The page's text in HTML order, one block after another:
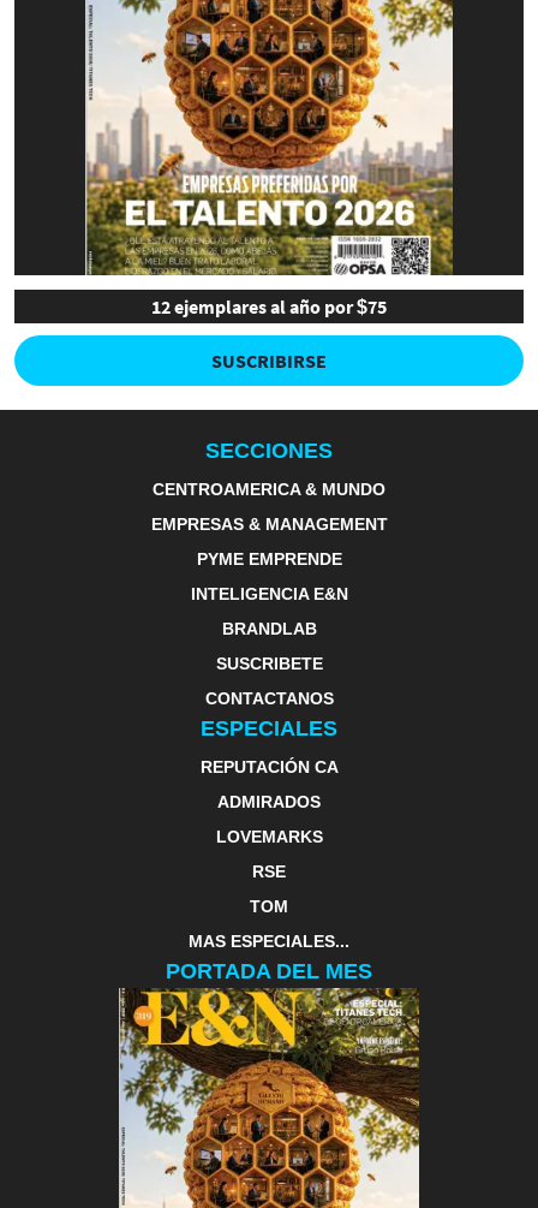
12 ejemplares al año por $75
SUSCRIBIRSE
SECCIONES
CENTROAMERICA & MUNDO
EMPRESAS & MANAGEMENT
PYME EMPRENDE
INTELIGENCIA E&N
BRANDLAB
SUSCRIBETE
CONTACTANOS
ESPECIALES
REPUTACIÓN CA
ADMIRADOS
LOVEMARKS
RSE
TOM
MAS ESPECIALES...
PORTADA DEL MES